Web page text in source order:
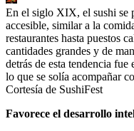
En el siglo XIX, el sushi se
accesible, similar a la
restaurantes hasta puestos
cantidades grandes y de
detrás de esta tendencia
lo que se solía acompañar
Cortesía de SushiFest
Favorece el desarrollo